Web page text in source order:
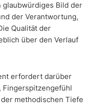
glaubwürdiges Bild der
der Verantwortung,
Qualität der
über den Verlauf
erfordert darüber
Fingerspitzengefühl
methodischen Tiefe